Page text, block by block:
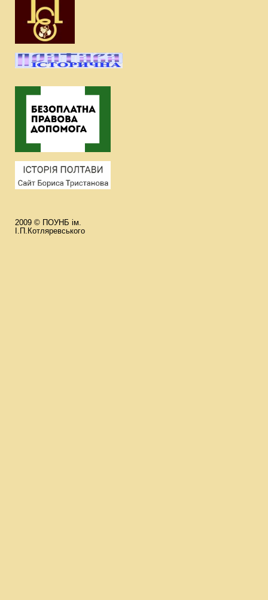
2009 © ПОУНБ ім.
І.П.Котляревського